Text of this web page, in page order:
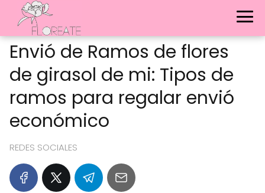
Envió de Ramos de flores
de girasol de mi: Tipos de
ramos para regalar envió
económico
REDES SOCIALES